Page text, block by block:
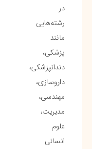
در
رشته‌هایی
مانند
پزشکی،
دندانپزشکی،
داروسازی،
مهندسی،
مدیریت،
علوم
انسانی